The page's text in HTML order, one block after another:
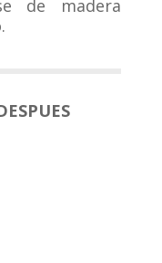
de madera